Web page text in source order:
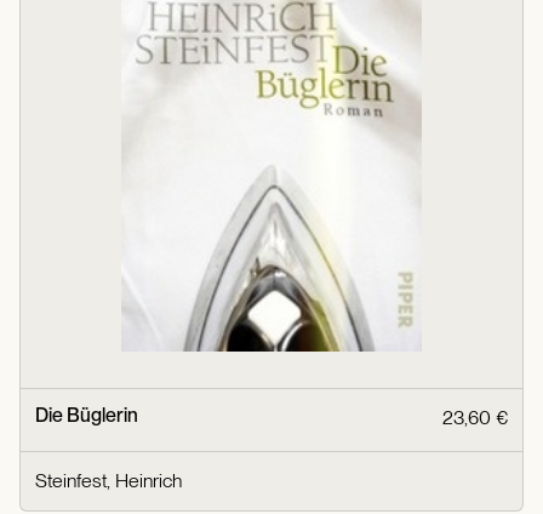
Die Büglerin 23,60 €
Steinfest, Heinrich